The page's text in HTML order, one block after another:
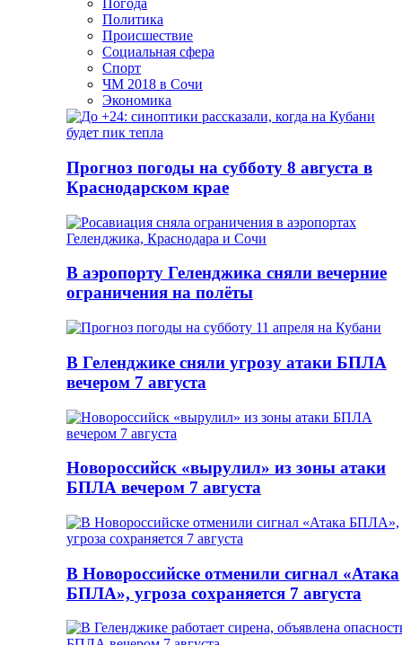
Погода
Политика
Происшествие
Социальная сфера
Спорт
ЧМ 2018 в Сочи
Экономика
Прогноз погоды на субботу 8 августа в
Краснодарском крае
В аэропорту Геленджика сняли вечерние
ограничения на полёты
В Геленджике сняли угрозу атаки БПЛА
вечером 7 августа
Новороссийск «вырулил» из зоны атаки
БПЛА вечером 7 августа
В Новороссийске отменили сигнал «Атака
БПЛА», угроза сохраняется 7 августа